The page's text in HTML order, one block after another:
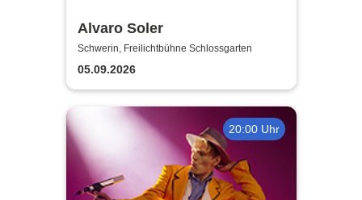
Alvaro Soler
Schwerin, Freilichtbühne Schlossgarten
05.09.2026
20:00 Uhr